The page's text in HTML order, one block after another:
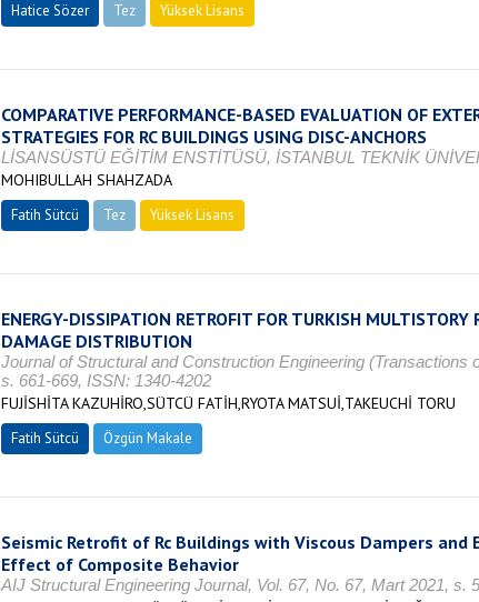
Hatice Sözer Tez Yüksek Lisans
COMPARATIVE PERFORMANCE-BASED EVALUATION OF
STRATEGIES FOR RC BUILDINGS USING DISC-ANCHORS
LİSANSÜSTÜ EĞİTİM ENSTİTÜSÜ, İSTANBUL TEKNİK
MOHIBULLAH SHAHZADA
Fatih Sütcü Tez Yüksek Lisans
ENERGY-DISSIPATION RETROFIT FOR TURKISH MULTISTORY
DAMAGE DISTRIBUTION
Journal of Structural and Construction Engineering (Transactions
s. 661-669, ISSN: 1340-4202
FUJİSHİTA KAZUHİRO,SÜTCÜ FATİH,RYOTA MATSUİ,TAKEUCHİ TORU
Fatih Sütcü Özgün Makale
Seismic Retrofit of Rc Buildings with Viscous Dampers and
Effect of Composite Behavior
AIJ Structural Engineering Journal, Vol. 67, No. 67, Mart 2021, s.